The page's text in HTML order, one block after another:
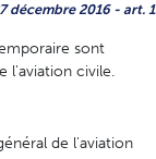
décembre 2016 - art. 1
sont
l'aviation civile.
de l'aviation